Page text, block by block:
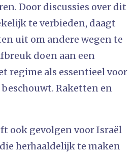
Door discussies over dit
te verbieden, daagt
uit om andere wegen te
doen aan een
regime als essentieel voor
Raketten en
ook gevolgen voor Israël
herhaaldelijk te maken